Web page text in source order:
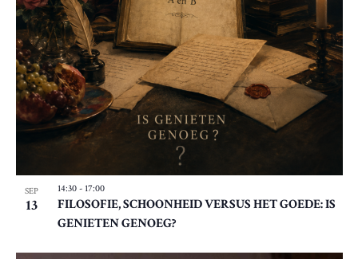
SEP
13
FILOSOFIE, SCHOONHEID VERSUS HET GOEDE: IS
GENIETEN GENOEG?
14:30 - 17:00